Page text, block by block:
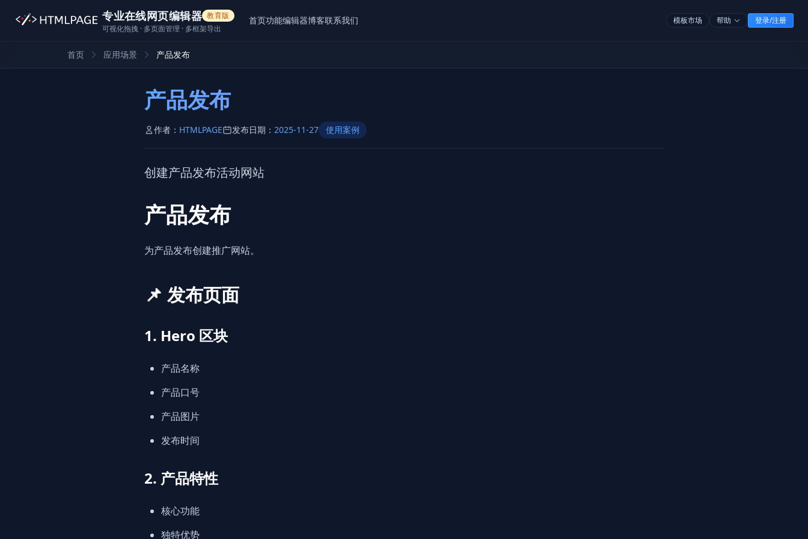
专业在线网页编辑器 教育版
可视化拖拽 · 多页面管理 · 多框架导出
首页功能编辑器博客联系我们 模板市场 帮助 登录/注册
首页 应用场景 产品发布
产品发布
作者： HTMLPAGE 发布日期： 2025-11-27 使用案例
创建产品发布活动网站
产品发布
为产品发布创建推广网站。
📌 发布页面
1. Hero 区块
产品名称
产品口号
产品图片
发布时间
2. 产品特性
核心功能
独特优势